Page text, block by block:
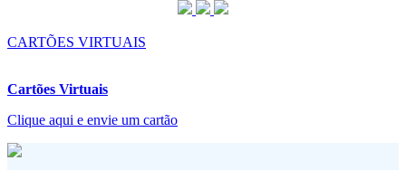
CARTÕES VIRTUAIS
Cartões Virtuais
Clique aqui e envie um cartão